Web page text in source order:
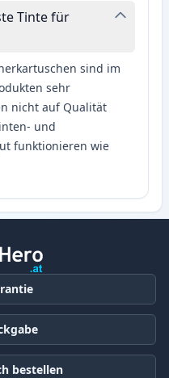
Tinte für
sind im
sehr
nicht auf Qualität
und
funktionieren wie
bestellen